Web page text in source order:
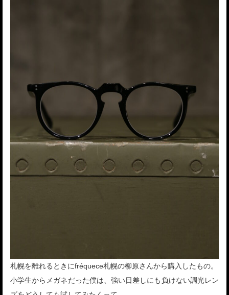
札幌を離れるときにfréquece札幌の柳原さんから購入したもの。
小学生からメガネだった僕は、強い日差しにも負けない調光レン